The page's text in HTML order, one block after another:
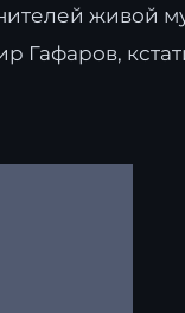
живой
Гафаров,